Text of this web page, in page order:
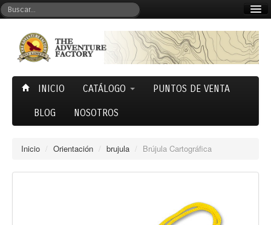
Carrito (0)
INICIO CATÁLOGO PUNTOS DE VENTA
BLOG NOSOTROS
Inicio / Orientación / brujula / Brújula Cartográfica